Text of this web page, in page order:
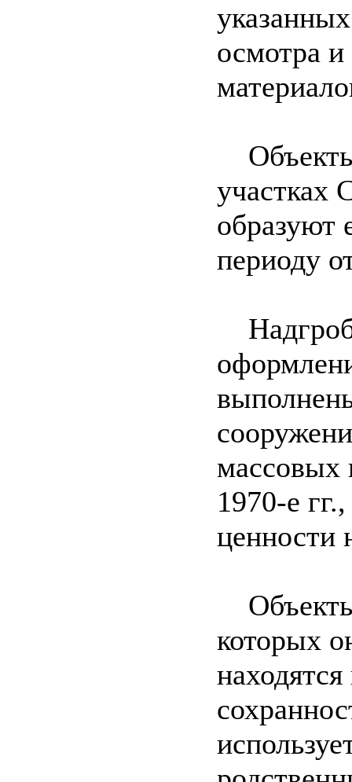
осмотра и
участках
образуют
периоду
массовых
1970-е
ценности
которых